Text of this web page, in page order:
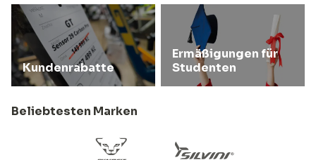
Kundenrabatte
Ermäßigungen für
Studenten
Beliebtesten Marken